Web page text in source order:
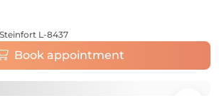
Steinfort L-8437
Book appointment